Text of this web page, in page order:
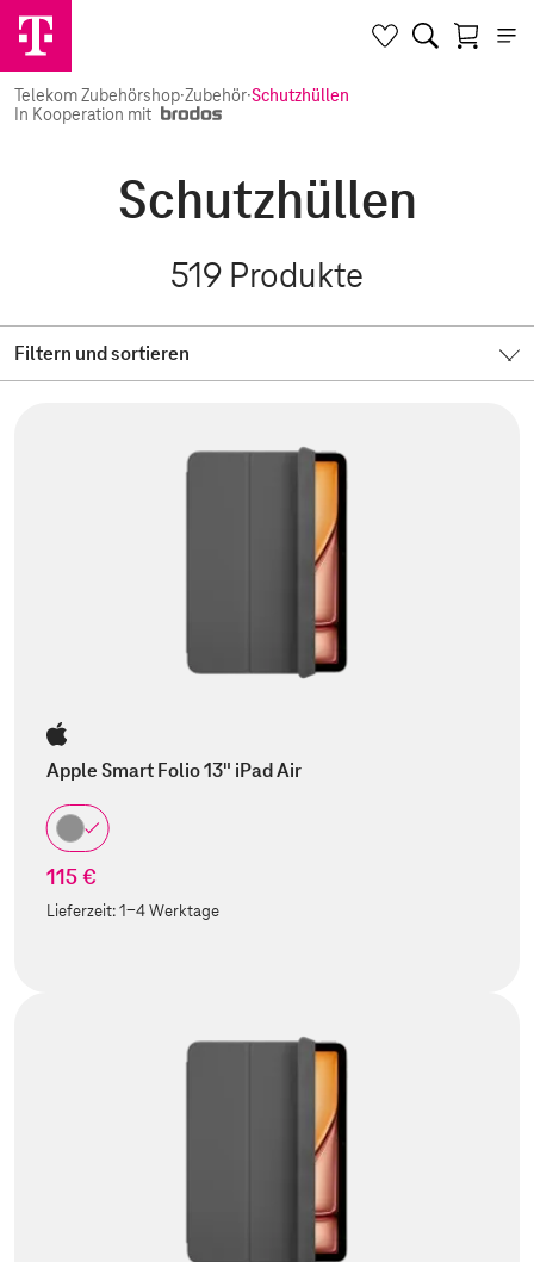
Telekom Zubehörshop·Zubehör·Schutzhüllen
In Kooperation mit
Schutzhüllen
519 Produkte
Filtern und sortieren
Apple Smart Folio 13" iPad Air
115 €
Lieferzeit:1-4 Werktage